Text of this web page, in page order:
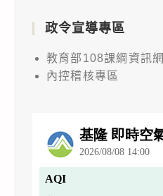
政令宣導專區
教育部108課綱資訊網
內控稽核專區